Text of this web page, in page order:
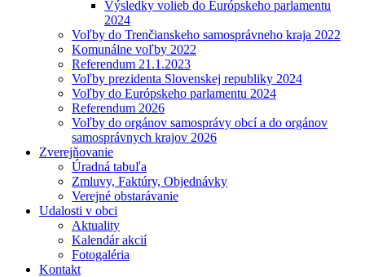
Výsledky volieb do Európskeho parlamentu
2024
Voľby do Trenčianskeho samosprávneho kraja 2022
Komunálne voľby 2022
Referendum 21.1.2023
Voľby prezidenta Slovenskej republiky 2024
Voľby do Európskeho parlamentu 2024
Referendum 2026
Voľby do orgánov samosprávy obcí a do orgánov
samosprávnych krajov 2026
Zverejňovanie
Úradná tabuľa
Zmluvy, Faktúry, Objednávky
Verejné obstarávanie
Udalosti v obci
Aktuality
Kalendár akcií
Fotogaléria
Kontakt